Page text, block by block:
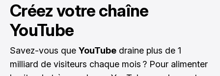
Créez votre chaîne
YouTube
Savez-vous que YouTube draine plus de 1
milliard de visiteurs chaque mois ? Pour alimenter